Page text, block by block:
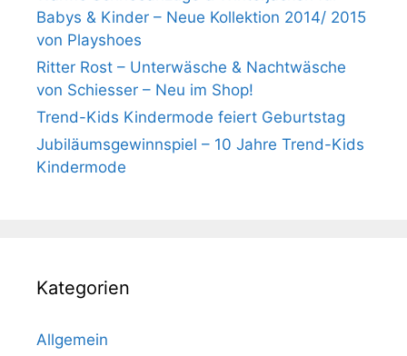
Babys & Kinder – Neue Kollektion 2014/ 2015
von Playshoes
Ritter Rost – Unterwäsche & Nachtwäsche
von Schiesser – Neu im Shop!
Trend-Kids Kindermode feiert Geburtstag
Jubiläumsgewinnspiel – 10 Jahre Trend-Kids
Kindermode
Kategorien
Allgemein